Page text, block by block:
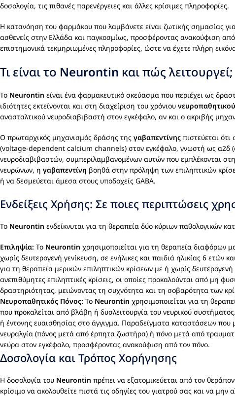
δοσολογία, τις πιθανές παρενέργειες και άλλες κρίσιμες πληροφορίες.
Η κατανόηση του φαρμάκου που λαμβάνετε είναι ζωτικής σημασίας
ασθενείς στην Ελλάδα και παγκοσμίως, προσφέροντας ανακούφιση
επιστημονικά τεκμηριωμένες πληροφορίες, ώστε να έχετε πλήρη
Τι είναι το Neurontin και πώς λειτουργεί;
Το Neurontin είναι ένα φαρμακευτικό σκεύασμα που περιέχει ως
ιδιότητες εκτείνονται και στη διαχείριση του χρόνιου
ανασταλτικού νευροδιαβιβαστή στον εγκέφαλο, αν και ο ακριβής
Ο πρωταρχικός μηχανισμός δράσης της γαβαπεντίνης πιστεύεται
(voltage-dependent calcium channels) στον εγκέφαλο, γνωστή ως α2δ
νευροδιαβιβαστών, συμπεριλαμβανομένων αυτών που εμπλέκονται
νευρώνων, η γαβαπεντίνη βοηθά στην πρόληψη των επιληπτικών
ή να δεσμεύεται άμεσα στους υποδοχείς GABA.
Ενδείξεις Χρήσης: Σε ποιες περιπτώσεις
Το Neurontin ενδείκνυται για τη θεραπεία δύο κύριων παθολογικών
Επιληψία: Το Neurontin χρησιμοποιείται για τη θεραπεία διαφόρων
χωρίς δευτερογενή γενίκευση, σε ενήλικες και παιδιά ηλικίας 6
για τη θεραπεία μερικών επιληπτικών κρίσεων με ή χωρίς δευτερογενή
ανεπιθύμητες επιληπτικές κρίσεις, οι οποίες προκαλούνται από μη
δραστηριότητας, μειώνοντας τη συχνότητα και τη σοβαρότητα των
Νευροπαθητικός Πόνος: Το Neurontin χρησιμοποιείται για τη
που προκαλείται από βλάβη ή δυσλειτουργία του νευρικού
ή έντονης ευαισθησίας στο άγγιγμα. Παραδείγματα καταστάσεων που
νευραλγία (πόνος μετά από έρπητα ζωστήρα) ή πόνο μετά από
νεύρα στον εγκέφαλο, προσφέροντας ανακούφιση από τον πόνο.
Δοσολογία και Τρόπος Χορήγησης
Η δοσολογία του Neurontin πρέπει να εξατομικεύεται από τον
κρίσιμο να ακολουθείτε πιστά τις οδηγίες του γιατρού σας και να